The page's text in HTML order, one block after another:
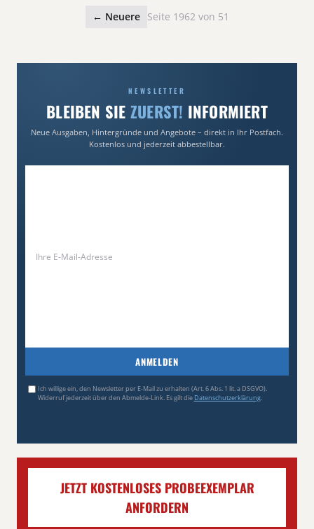
← Neuere Seite 1962 von 51
NEWSLETTER
BLEIBEN SIE ZUERST! INFORMIERT
Neue Ausgaben, Hintergründe und Angebote – direkt in Ihr Postfach.
Kostenlos und jederzeit abbestellbar.
ANMELDEN
Ich willige ein, den Newsletter per E-Mail zu erhalten (Art. 6 Abs. 1 lit. a DSGVO).
Widerruf jederzeit über den Abmelde-Link. Es gilt die Datenschutzerklärung.
JETZT KOSTENLOSES PROBEEXEMPLAR
ANFORDERN